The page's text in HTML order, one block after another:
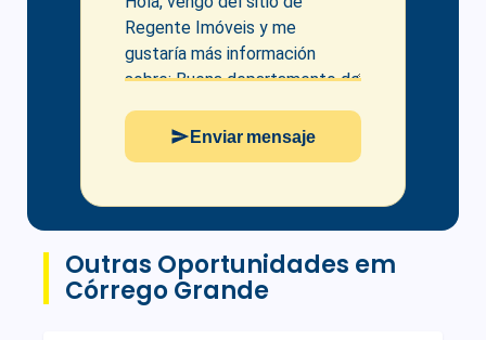
Enviar mensaje
Outras Oportunidades em
Córrego Grande